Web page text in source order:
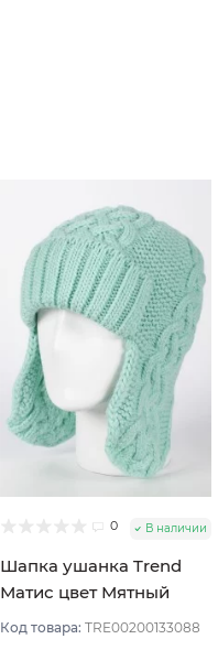
0 В наличии
Шапка ушанка Trend
Матис цвет Мятный
светлый размер 56-58
Код товара: TRE00200133088